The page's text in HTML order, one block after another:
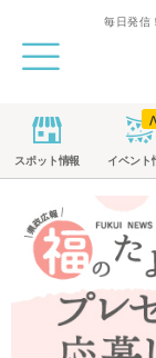
毎日発信
スポット情報 イベント